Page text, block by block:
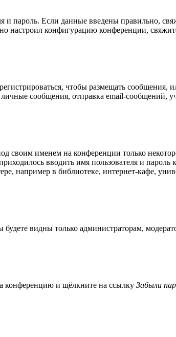
пароль. Если данные введены правильно,
настроил конфигурацию конференции,
чтобы размещать сообщения,
сообщения, отправка email-сообщений,
своим именем на конференции только
вводить имя пользователя и
например в библиотеке, интернет-кафе,
будете видны только администраторам,
конференцию и щёлкните на ссылку Забыли